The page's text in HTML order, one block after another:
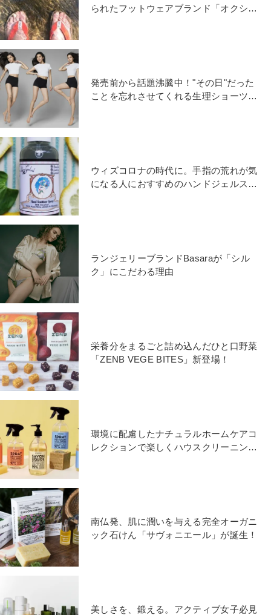
られたフットウェアブランド「オクシア
発売前から話題沸騰中！"その日"だった
ことを忘れさせてくれる生理ショーツ
ウィズコロナの時代に。手指の荒れが気
になる人におすすめのハンドジェルスプ
ランジェリーブランドBasaraが「シル
ク」にこだわる理由
栄養分をまるごと詰め込んだひと口野菜
「ZENB VEGE BITES」新登場！
環境に配慮したナチュラルホームケアコ
レクションで楽しくハウスクリーニング
南仏発、肌に潤いを与える完全オーガニ
ック石けん「サヴォニエール」が誕生！
美しさを、鍛える。アクティブ女子必見